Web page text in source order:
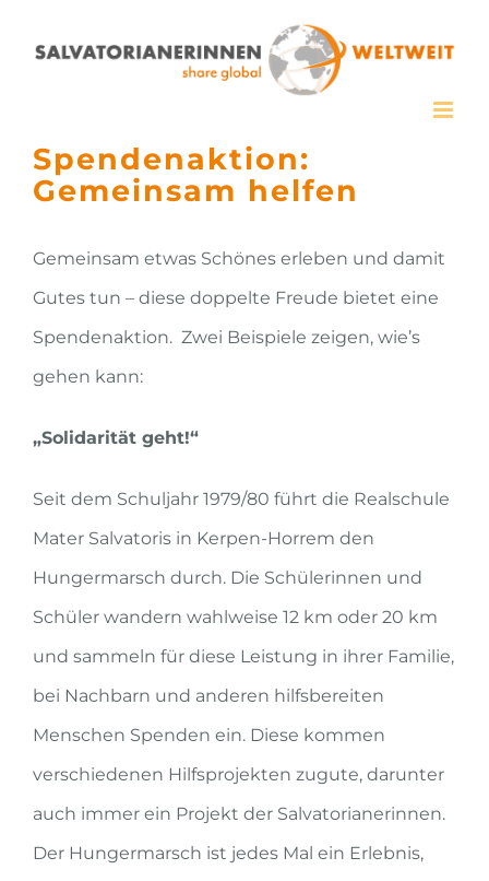
Inhalt
Spendenaktion:
Gemeinsam helfen
Gemeinsam etwas Schönes erleben und damit
Gutes tun – diese doppelte Freude bietet eine
Spendenaktion. Zwei Beispiele zeigen, wie’s
gehen kann:
„Solidarität geht!“
Seit dem Schuljahr 1979/80 führt die Realschule
Mater Salvatoris in Kerpen-Horrem den
Hungermarsch durch. Die Schülerinnen und
Schüler wandern wahlweise 12 km oder 20 km
und sammeln für diese Leistung in ihrer Familie,
bei Nachbarn und anderen hilfsbereiten
Menschen Spenden ein. Diese kommen
verschiedenen Hilfsprojekten zugute, darunter
auch immer ein Projekt der Salvatorianerinnen.
Der Hungermarsch ist jedes Mal ein Erlebnis,